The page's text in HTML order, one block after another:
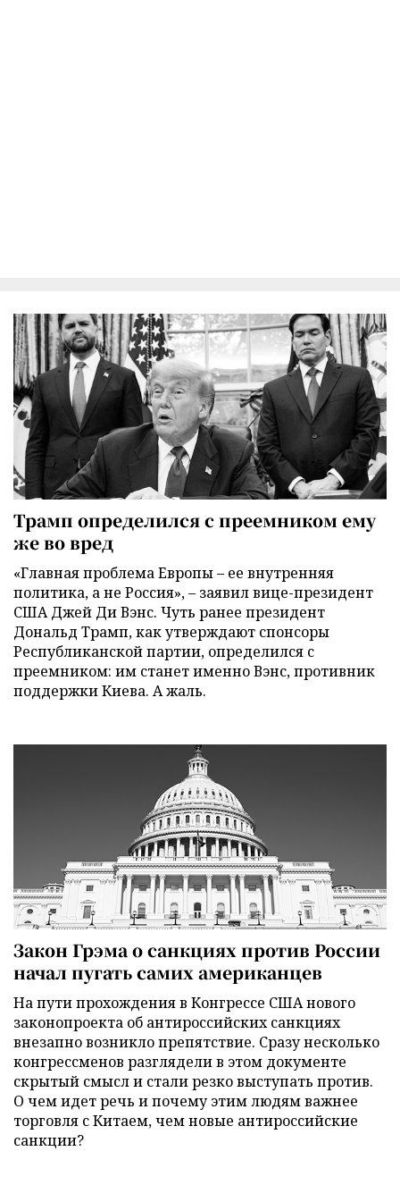
Трамп определился с преемником ему
же во вред
«Главная проблема Европы – ее внутренняя
политика, а не Россия», – заявил вице-президент
США Джей Ди Вэнс. Чуть ранее президент
Дональд Трамп, как утверждают спонсоры
Республиканской партии, определился с
преемником: им станет именно Вэнс, противник
поддержки Киева. А жаль.
Закон Грэма о санкциях против России
начал пугать самих американцев
На пути прохождения в Конгрессе США нового
законопроекта об антироссийских санкциях
внезапно возникло препятствие. Сразу несколько
конгрессменов разглядели в этом документе
скрытый смысл и стали резко выступать против.
О чем идет речь и почему этим людям важнее
торговля с Китаем, чем новые антироссийские
санкции?